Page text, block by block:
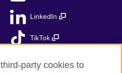
LinkedIn
TikTok
party cookies to